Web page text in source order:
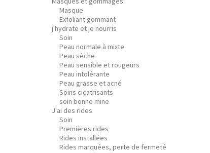
Masque
Exfoliant gommant
j'hydrate et je nourris
Soin
Peau normale à mixte
Peau sèche
Peau sensible et rougeurs
Peau intolérante
Peau grasse et acné
Soins cicatrisants
soin bonne mine
J'ai des rides
Soin
Premières rides
Rides installées
Rides marquées, perte de fermeté